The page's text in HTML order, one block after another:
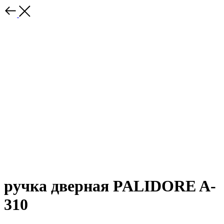
ручка дверная PALIDORE A-
310